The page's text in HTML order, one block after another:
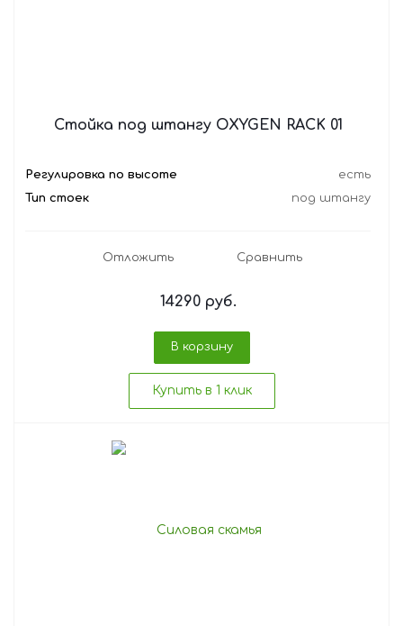
Стойка под штангу OXYGEN RACK 01
Регулировка по высоте
есть
Тип стоек
под штангу
Отложить Сравнить
14290 руб.
В корзину
Купить в 1 клик